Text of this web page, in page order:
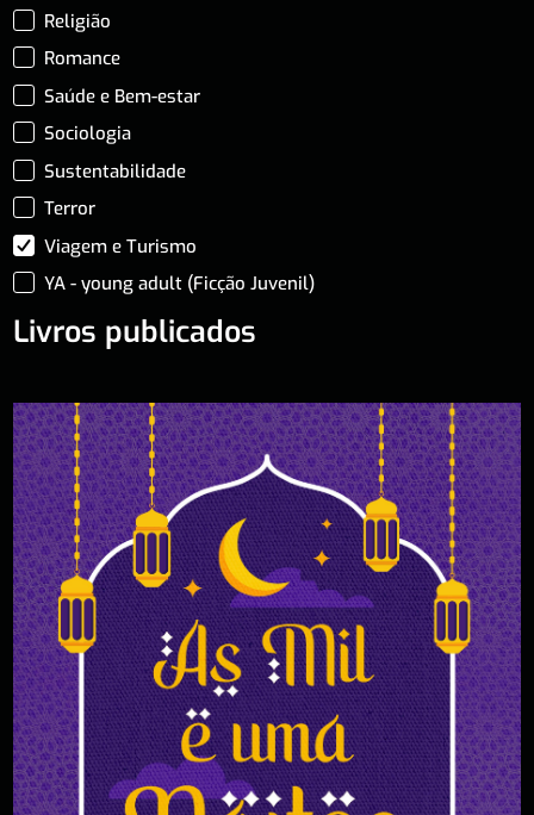
Religião
Romance
Saúde e Bem-estar
Sociologia
Sustentabilidade
Terror
Viagem e Turismo
YA - young adult (Ficção Juvenil)
Livros publicados